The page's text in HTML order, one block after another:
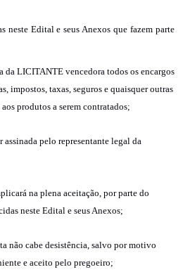
neste Edital e seus Anexos que fazem parte
da LICITANTE vencedora todos os encargos
impostos, taxas, seguros e quaisquer outras
produtos a serem contratados;
pelo representante legal da
na plena aceitação, por parte do
neste Edital e seus Anexos;
não cabe desistência, salvo por motivo
e aceito pelo pregoeiro;